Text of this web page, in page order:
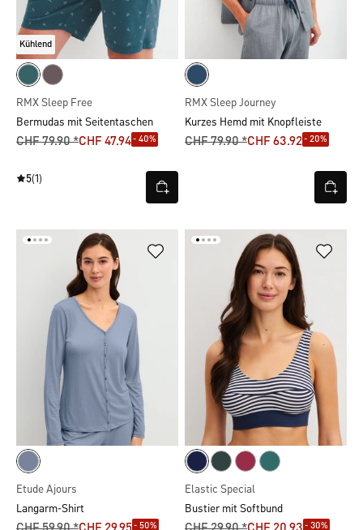
Kühlend
RMX Sleep Free
Bermudas mit Seitentaschen
CHF 79.90 *CHF 47.94- 40%
5(1)
RMX Sleep Journey
Kurzes Hemd mit Knopfleiste
CHF 79.90 *CHF 63.92- 20%
Etude Ajours
Langarm-Shirt
- 50%
Elastic Special
Bustier mit Softbund
- 30%